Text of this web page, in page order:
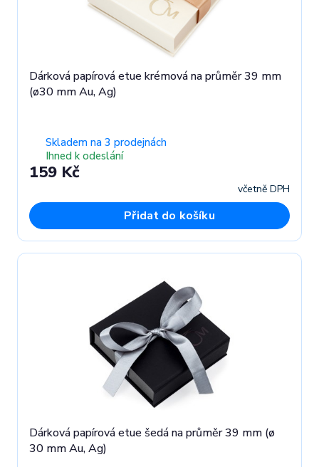
Dárková papírová etue krémová na průměr 39 mm
(ø30 mm Au, Ag)
Skladem na 3 prodejnách
Ihned k odeslání
159 Kč
včetně DPH
Přidat do košíku
Dárková papírová etue šedá na průměr 39 mm (ø
30 mm Au, Ag)